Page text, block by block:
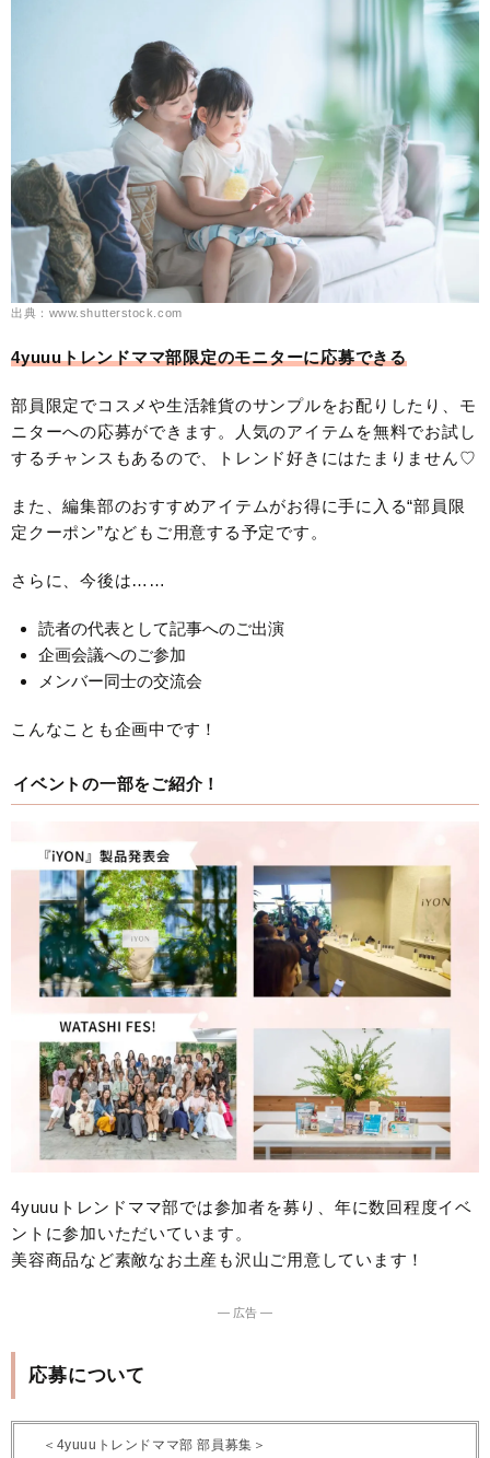
出典：www.shutterstock.com
4yuuuトレンドママ部限定のモニターに応募できる
部員限定でコスメや生活雑貨のサンプルをお配りしたり、モ
ニターへの応募ができます。人気のアイテムを無料でお試し
するチャンスもあるので、トレンド好きにはたまりません♡
また、編集部のおすすめアイテムがお得に手に入る“部員限
定クーポン”などもご用意する予定です。
さらに、今後は……
読者の代表として記事へのご出演
企画会議へのご参加
メンバー同士の交流会
こんなことも企画中です！
イベントの一部をご紹介！
4yuuuトレンドママ部では参加者を募り、年に数回程度イベ
ントに参加いただいています。
美容商品など素敵なお土産も沢山ご用意しています！
― 広告 ―
応募について
＜4yuuuトレンドママ部 部員募集＞